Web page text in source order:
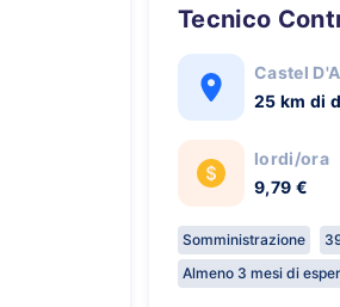
Tecnico
Castel
25 km di
lordi/ora
9,79 €
Somministrazione
Almeno 3 mesi di